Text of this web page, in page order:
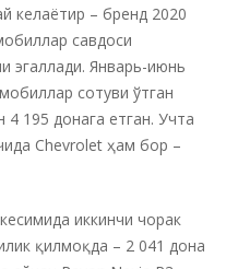
келаётир – бренд 2020
савдоси
эгаллади. Январь-июнь
сотуви ўтган
4 195 донага етган. Учта
Chevrolet ҳам бор –
иккинчи чорак
қилмоқда – 2 041 дона